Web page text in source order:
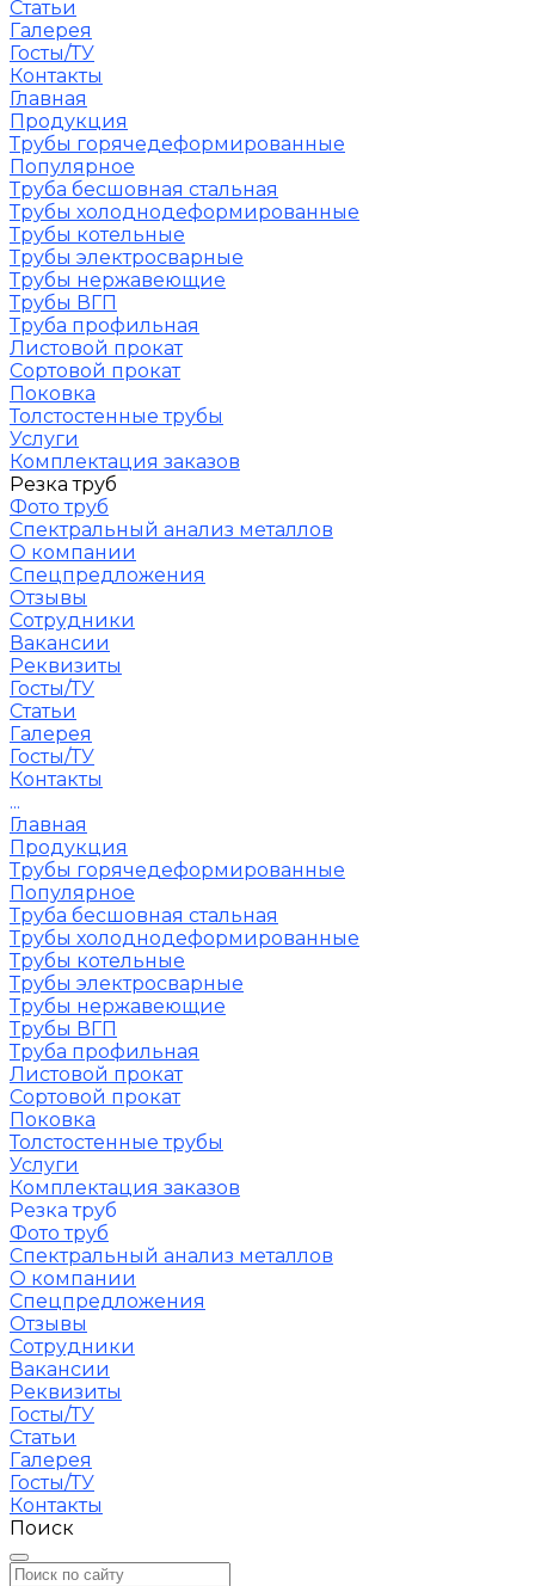
Статьи
Галерея
Госты/ТУ
Контакты
Главная
Продукция
Трубы горячедеформированные
Популярное
Труба бесшовная стальная
Трубы холоднодеформированные
Трубы котельные
Трубы электросварные
Трубы нержавеющие
Трубы ВГП
Труба профильная
Листовой прокат
Сортовой прокат
Поковка
Толстостенные трубы
Услуги
Комплектация заказов
Резка труб
Фото труб
Спектральный анализ металлов
О компании
Спецпредложения
Отзывы
Сотрудники
Вакансии
Реквизиты
Госты/ТУ
Статьи
Галерея
Госты/ТУ
Контакты
...
Главная
Продукция
Трубы горячедеформированные
Популярное
Труба бесшовная стальная
Трубы холоднодеформированные
Трубы котельные
Трубы электросварные
Трубы нержавеющие
Трубы ВГП
Труба профильная
Листовой прокат
Сортовой прокат
Поковка
Толстостенные трубы
Услуги
Комплектация заказов
Резка труб
Фото труб
Спектральный анализ металлов
О компании
Спецпредложения
Отзывы
Сотрудники
Вакансии
Реквизиты
Госты/ТУ
Статьи
Галерея
Госты/ТУ
Контакты
Поиск